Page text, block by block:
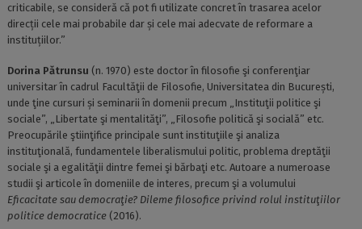
criticabile, se consideră că pot fi utilizate concret în trasarea acelor
direcții cele mai probabile dar și cele mai adecvate de reformare a
instituțiilor.”
Dorina Pătrunsu (n. 1970) este doctor în filosofie şi conferenţiar
universitar în cadrul Facultăţii de Filosofie, Universitatea din București,
unde ţine cursuri și seminarii în domenii precum „Instituţii politice şi
sociale”, „Libertate şi mentalităţi”, „Filosofie politică şi socială” etc.
Preocupările ştiinţifice principale sunt instituţiile şi analiza
instituţională, fundamentele liberalismului politic, problema dreptăţii
sociale şi a egalităţii dintre femei şi bărbaţi etc. Autoare a numeroase
studii şi articole în domeniile de interes, precum şi a volumului
Eficacitate sau democraţie? Dileme filosofice privind rolul instituţiilor
politice democratice(2016).